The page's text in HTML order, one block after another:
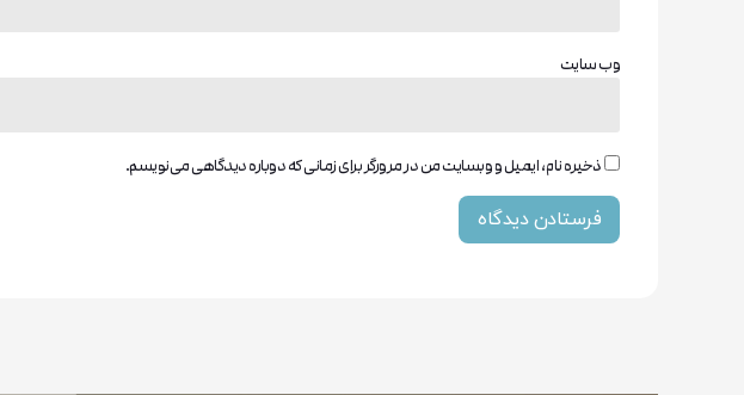
وب‌ سایت
ذخیره نام، ایمیل و وبسایت من در مرورگر برای زمانی که دوباره دیدگاهی می‌نویسم.